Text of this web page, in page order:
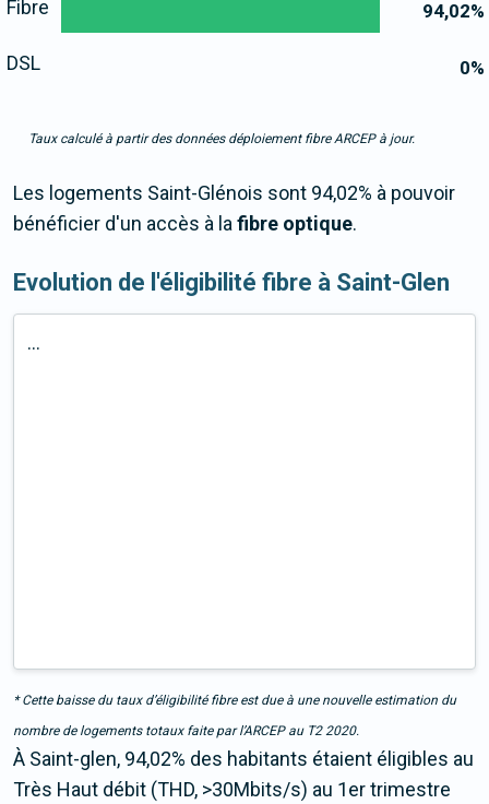
94,02%
0%
Fibre
DSL
Taux calculé à partir des données déploiement fibre ARCEP à jour.
Les logements Saint-Glénois sont 94,02% à pouvoir
bénéficier d'un accès à lafibre optique.
Evolution de l'éligibilité fibre à Saint-Glen
...
* Cette baisse du taux d’éligibilité fibre est due à une nouvelle estimation du
nombre de logements totaux faite par l’ARCEP au T2 2020.
À Saint-glen, 94,02% des habitants étaient éligibles au
Très Haut débit (THD, >30Mbits/s) au 1er trimestre